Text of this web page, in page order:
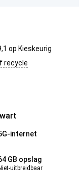
op Kieskeurig
recycle
internet
GB opslag
uitbreidbaar